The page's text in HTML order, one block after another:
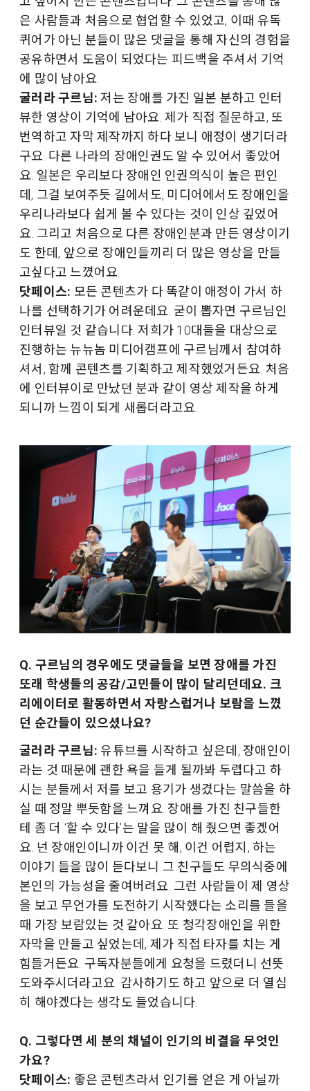
은 사람들과 처음으로 협업할 수 있었고, 이때 유독
퀴어가 아닌 분들이 많은 댓글을 통해 자신의 경험을
공유하면서 도움이 되었다는 피드백을 주셔서 기억
에 많이 남아요.
굴러라 구르님: 저는 장애를 가진 일본 분하고 인터
뷰한 영상이 기억에 남아요. 제가 직접 질문하고, 또
번역하고 자막 제작까지 하다 보니 애정이 생기더라
구요. 다른 나라의 장애인권도 알 수 있어서 좋았어
요. 일본은 우리보다 장애인 인권의식이 높은 편인
데, 그걸 보여주듯 길에서도, 미디어에서도 장애인을
우리나라보다 쉽게 볼 수 있다는 것이 인상 깊었어
요. 그리고 처음으로 다른 장애인분과 만든 영상이기
도 한데, 앞으로 장애인들끼리 더 많은 영상을 만들
고싶다고 느꼈어요.
닷페이스: 모든 콘텐츠가 다 똑같이 애정이 가서 하
나를 선택하기가 어려운데요. 굳이 뽑자면 구르님인
인터뷰일 것 같습니다. 저희가 10대들을 대상으로
진행하는 뉴뉴놈 미디어캠프에 구르님께서 참여하
셔서, 함께 콘텐츠를 기획하고 제작했었거든요. 처음
에 인터뷰이로 만났던 분과 같이 영상 제작을 하게
되니까 느낌이 되게 새롭더라고요.
Q. 구르님의 경우에도 댓글들을 보면 장애를 가진
또래 학생들의 공감/고민들이 많이 달리던데요. 크
리에이터로 활동하면서 자랑스럽거나 보람을 느꼈
던 순간들이 있으셨나요?
굴러라 구르님: 유튜브를 시작하고 싶은데, 장애인이
라는 것 때문에 괜한 욕을 들게 될까봐 두렵다고 하
시는 분들께서 저를 보고 용기가 생겼다는 말씀을 하
실 때 정말 뿌듯함을 느껴요. 장애를 가진 친구들한
테 좀 더 ‘할 수 있다’는 말을 많이 해 줬으면 좋겠어
요. 넌 장애인이니까 이건 못 해, 이건 어렵지, 하는
이야기 들을 많이 듣다보니 그 친구들도 무의식중에
본인의 가능성을 줄여버려요. 그런 사람들이 제 영상
을 보고 무언가를 도전하기 시작했다는 소리를 들을
때 가장 보람있는 것 같아요. 또 청각장애인을 위한
자막을 만들고 싶었는데, 제가 직접 타자를 치는 게
힘들거든요. 구독자분들에게 요청을 드렸더니 선뜻
도와주시더라고요. 감사하기도 하고 앞으로 더 열심
히 해야겠다는 생각도 들었습니다.
Q. 그렇다면 세 분의 채널이 인기의 비결을 무엇인
가요?
닷페이스: 좋은 콘텐츠라서 인기를 얻은 게 아닐까